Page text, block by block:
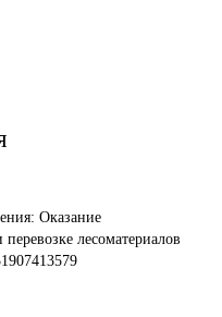
Оказание
лесоматериалов